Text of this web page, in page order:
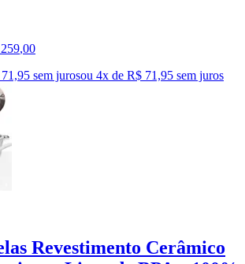
259,00
sem jurosou 4x de R$ 71,95 sem juros
Revestimento Cerâmico